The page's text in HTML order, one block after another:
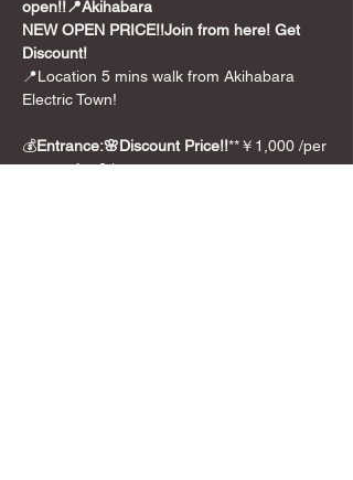
open!!📍Akihabara
NEW OPEN PRICE!!Join from here! Get
Discount!
📍Location 5 mins walk from Akihabara
Electric Town!
💰Entrance:🌸Discount Price!!**￥1,000 /per
person for 2 hours